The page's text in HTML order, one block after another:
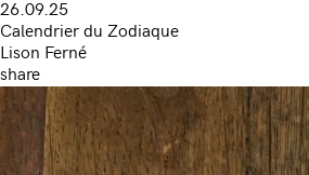
26.09.25
Calendrier du Zodiaque
Lison Ferné
share